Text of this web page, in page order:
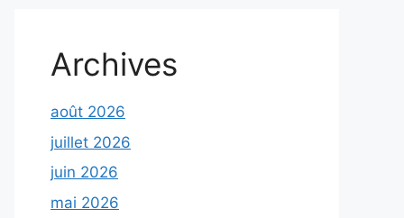
Archives
août 2026
juillet 2026
juin 2026
mai 2026